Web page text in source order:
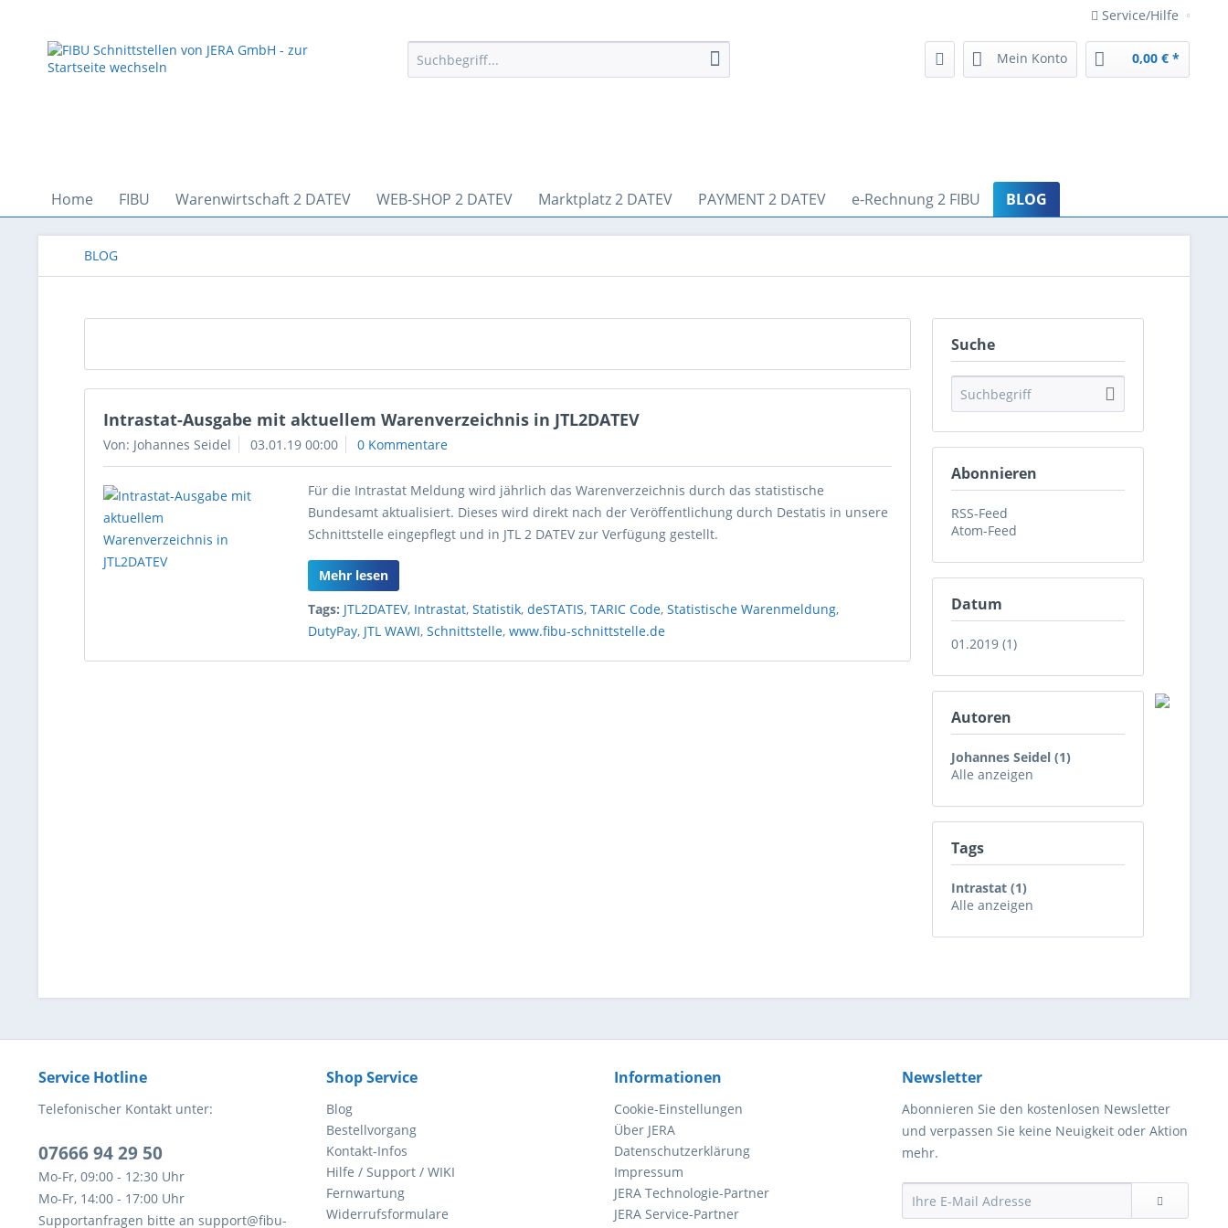
Service/Hilfe
Mein Konto 0,00 € *
Home FIBU Warenwirtschaft 2 DATEV WEB-SHOP 2 DATEV Marktplatz 2 DATEV PAYMENT 2 DATEV e-Rechnung 2 FIBU BLOG
BLOG
Suche
Abonnieren
RSS-Feed
Atom-Feed
Datum
01.2019 (1)
Autoren
Johannes Seidel (1)
Alle anzeigen
Tags
Intrastat (1)
Alle anzeigen
Intrastat-Ausgabe mit aktuellem Warenverzeichnis in JTL2DATEV
Von: Johannes Seidel 03.01.19 00:00 0 Kommentare
Für die Intrastat Meldung wird jährlich das Warenverzeichnis durch das statistische
Bundesamt aktualisiert. Dieses wird direkt nach der Veröffentlichung durch Destatis in unsere
Schnittstelle eingepflegt und in JTL 2 DATEV zur Verfügung gestellt.
Mehr lesen
Tags: JTL2DATEV, Intrastat,Statistik,deSTATIS,TARIC Code,Statistische Warenmeldung,
DutyPay, JTL WAWI,Schnittstelle,www.fibu-schnittstelle.de
Service Hotline
Telefonischer Kontakt unter:
07666 94 29 50
Mo-Fr, 09:00 - 12:30 Uhr
Mo-Fr, 14:00 - 17:00 Uhr
Supportanfragen bitte an support@fibu-
Shop Service
Blog
Bestellvorgang
Kontakt-Infos
Hilfe / Support / WIKI
Fernwartung
Widerrufsformulare
Informationen
Cookie-Einstellungen
Über JERA
Datenschutzerklärung
Impressum
JERA Technologie-Partner
JERA Service-Partner
Newsletter
Abonnieren Sie den kostenlosen Newsletter
und verpassen Sie keine Neuigkeit oder Aktion
mehr.